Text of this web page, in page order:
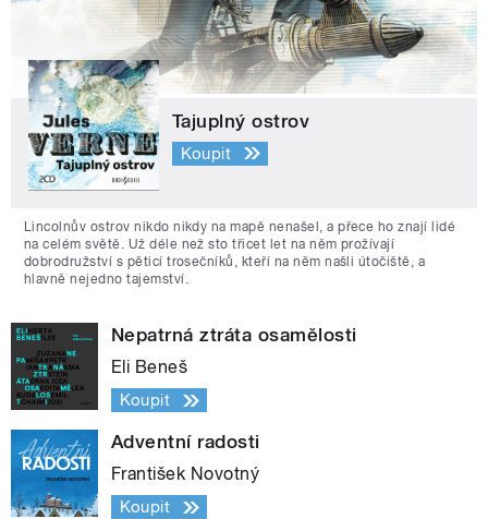
Tajuplný ostrov
Koupit
Lincolnův ostrov nikdo nikdy na mapě nenašel, a přece ho znají lidé
na celém světě. Už déle než sto třicet let na něm prožívají
dobrodružství s pěticí trosečníků, kteří na něm našli útočiště, a
hlavně nejedno tajemství.
Nepatrná ztráta osamělosti
Eli Beneš
Koupit
Adventní radosti
František Novotný
Koupit